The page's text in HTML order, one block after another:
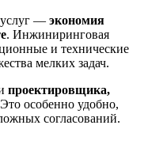
— экономия
. Инжиниринговая
и технические
мелких задач.
проектировщика,
особенно удобно,
согласований.